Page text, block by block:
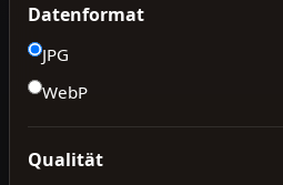
Datenformat
JPG
WebP
Qualität